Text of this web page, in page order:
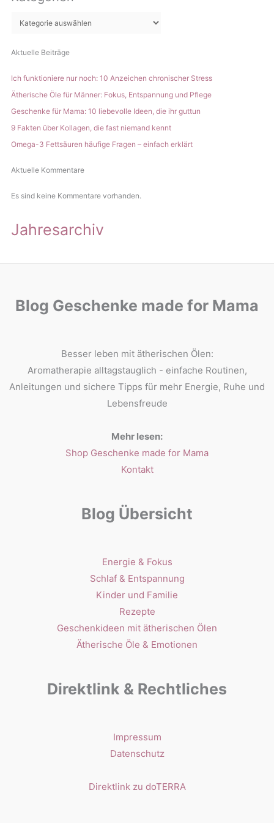
Aktuelle Beiträge
Ich funktioniere nur noch: 10 Anzeichen chronischer Stress
Ätherische Öle für Männer: Fokus, Entspannung und Pflege
Geschenke für Mama: 10 liebevolle Ideen, die ihr guttun
9 Fakten über Kollagen, die fast niemand kennt
Omega-3 Fettsäuren häufige Fragen – einfach erklärt
Aktuelle Kommentare
Es sind keine Kommentare vorhanden.
Jahresarchiv
Blog Geschenke made for Mama
Besser leben mit ätherischen Ölen:
Aromatherapie alltagstauglich - einfache Routinen,
Anleitungen und sichere Tipps für mehr Energie, Ruhe und
Lebensfreude
Mehr lesen:
Shop Geschenke made for Mama
Kontakt
Blog Übersicht
Energie & Fokus
Schlaf & Entspannung
Kinder und Familie
Rezepte
Geschenkideen mit ätherischen Ölen
Ätherische Öle & Emotionen
Direktlink & Rechtliches
Impressum
Datenschutz
Direktlink zu doTERRA